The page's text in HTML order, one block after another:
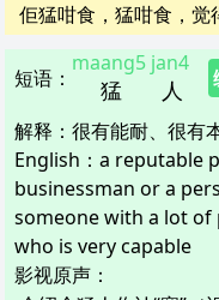
佢猛咁食，猛咁食，
短语 ： 猛
maang5
人
jan4
解释 ： 很有能耐、很有
English： a reputable
businessman or a
someone with a lot
who is very capable
影视原声：